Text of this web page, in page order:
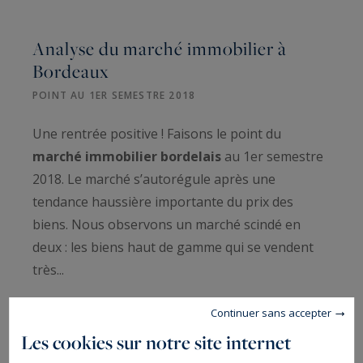
Analyse du marché immobilier à
Bordeaux
POINT AU 1ER SEMESTRE 2018
Une rentrée positive ! Faisons le point du
marché immobilier bordelais au 1er semestre
2018. Le marché s’autorégule après une
tendance haussière importante du prix des
biens. Nous observons un marché scindé en
deux : les biens haut de gamme qui se vendent
très...
Les cookies sur notre site internet
Continuer sans accepter